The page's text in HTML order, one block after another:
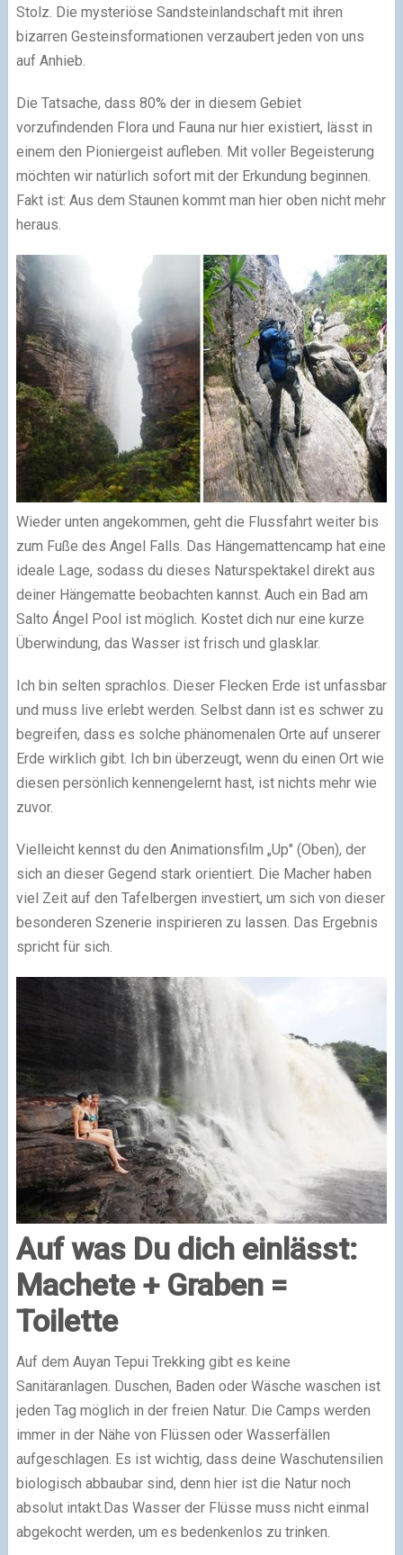
Stolz. Die mysteriöse Sandsteinlandschaft mit ihren
bizarren Gesteinsformationen verzaubert jeden von uns
auf Anhieb.
Die Tatsache, dass 80% der in diesem Gebiet
vorzufindenden Flora und Fauna nur hier existiert, lässt in
einem den Pioniergeist aufleben. Mit voller Begeisterung
möchten wir natürlich sofort mit der Erkundung beginnen.
Fakt ist: Aus dem Staunen kommt man hier oben nicht mehr
heraus.
Wieder unten angekommen, geht die Flussfahrt weiter bis
zum Fuße des Angel Falls. Das Hängemattencamp hat eine
ideale Lage, sodass du dieses Naturspektakel direkt aus
deiner Hängematte beobachten kannst. Auch ein Bad am
Salto Ángel Pool ist möglich. Kostet dich nur eine kurze
Überwindung, das Wasser ist frisch und glasklar.
Ich bin selten sprachlos. Dieser Flecken Erde ist unfassbar
und muss live erlebt werden. Selbst dann ist es schwer zu
begreifen, dass es solche phänomenalen Orte auf unserer
Erde wirklich gibt. Ich bin überzeugt, wenn du einen Ort wie
diesen persönlich kennengelernt hast, ist nichts mehr wie
zuvor.
Vielleicht kennst du den Animationsfilm „Up" (Oben), der
sich an dieser Gegend stark orientiert. Die Macher haben
viel Zeit auf den Tafelbergen investiert, um sich von dieser
besonderen Szenerie inspirieren zu lassen. Das Ergebnis
spricht für sich.
Auf was Du dich einlässt:
Machete + Graben =
Toilette
Auf dem Auyan Tepui Trekking gibt es keine
Sanitäranlagen. Duschen, Baden oder Wäsche waschen ist
jeden Tag möglich in der freien Natur. Die Camps werden
immer in der Nähe von Flüssen oder Wasserfällen
aufgeschlagen. Es ist wichtig, dass deine Waschutensilien
biologisch abbaubar sind, denn hier ist die Natur noch
absolut intakt.Das Wasser der Flüsse muss nicht einmal
abgekocht werden, um es bedenkenlos zu trinken.